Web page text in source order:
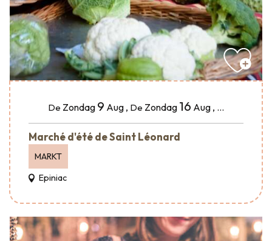
De Zondag 9 Aug , De Zondag 16 Aug , ...
Marché d'été de Saint Léonard
MARKT
Epiniac